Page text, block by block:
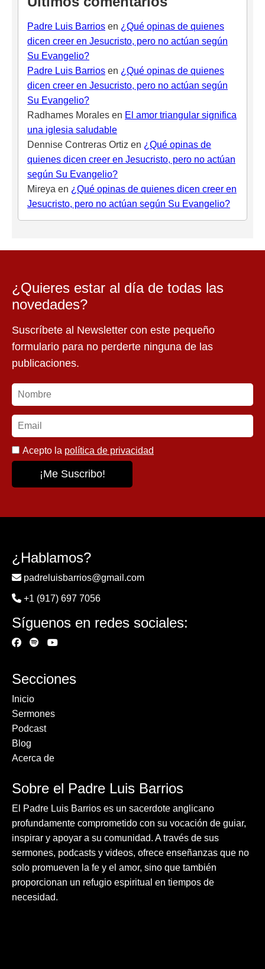
Padre Luis Barrios en ¿Qué opinas de quienes
dicen creer en Jesucristo, pero no actúan según
Su Evangelio?
Padre Luis Barrios en ¿Qué opinas de quienes
dicen creer en Jesucristo, pero no actúan según
Su Evangelio?
Radhames Morales en El amor triangular significa
una iglesia saludable
Dennise Contreras Ortiz en ¿Qué opinas de
quienes dicen creer en Jesucristo, pero no actúan
según Su Evangelio?
Mireya en ¿Qué opinas de quienes dicen creer en
Jesucristo, pero no actúan según Su Evangelio?
¿Quieres estar al día de todas las
novedades?
Suscríbete al Newsletter con este pequeño
formulario para no perderte ninguna de las
publicaciones.
Acepto la política de privacidad
¿Hablamos?
padreluisbarrios@gmail.com
+1 (917) 697 7056
Síguenos en redes sociales:
Secciones
Inicio
Sermones
Podcast
Blog
Acerca de
Sobre el Padre Luis Barrios
El Padre Luis Barrios es un sacerdote anglicano
profundamente comprometido con su vocación de guiar,
inspirar y apoyar a su comunidad. A través de sus
sermones, podcasts y videos, ofrece enseñanzas que no
solo promueven la fe y el amor, sino que también
proporcionan un refugio espiritual en tiempos de
necesidad.